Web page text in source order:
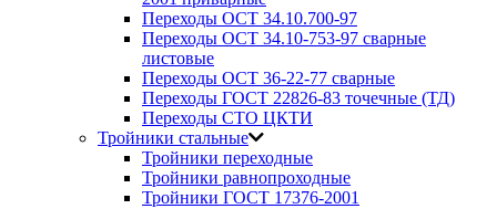
Переходы ОСТ 34.10.700-97
Переходы ОСТ 34.10-753-97 сварные
листовые
Переходы ОСТ 36-22-77 сварные
Переходы ГОСТ 22826-83 точечные (ТД)
Переходы СТО ЦКТИ
Тройники стальные
Тройники переходные
Тройники равнопроходные
Тройники ГОСТ 17376-2001